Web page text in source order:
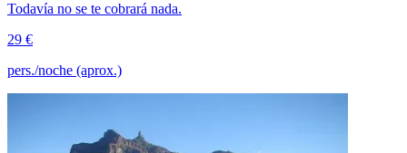
Todavía no se te cobrará nada.
29 €
pers./noche (aprox.)